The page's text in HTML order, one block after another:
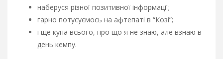
наберуся різної позитивної інформації;
гарно потусуємось на афтепаті в “Козі”;
і ще купа всього, про що я не знаю, але взнаю в
день кемпу.